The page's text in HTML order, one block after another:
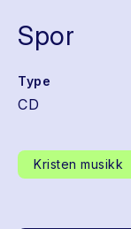
Spor
Type
CD
Kristen musikk